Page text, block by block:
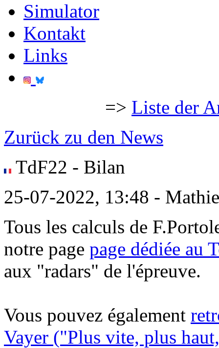
Simulator
Kontakt
Links
=> Liste der
Zurück zu den News
TdF22 - Bilan
25-07-2022, 13:48 -
Tous les calculs de
notre page page dédiée au
aux "radars" de l'épreuve.
Vous pouvez également
Vayer ("Plus vite, plus